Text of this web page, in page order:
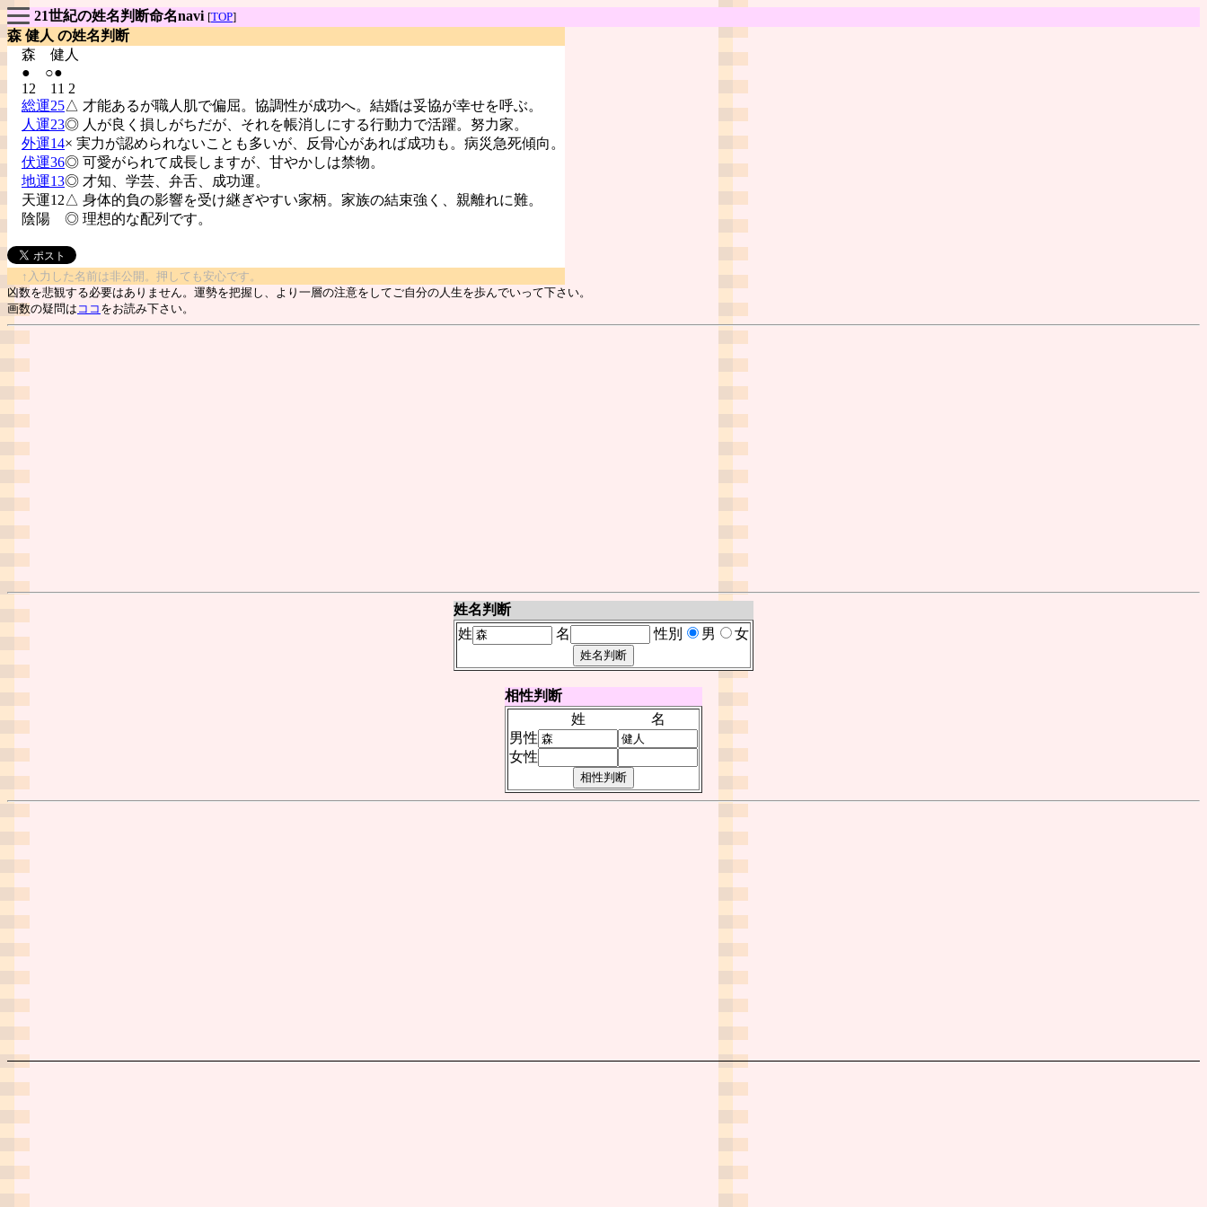
21世紀の姓名判断命名navi [TOP]
森 健人 の姓名判断
森 健人
● ○●
12 11 2
総運25△ 才能あるが職人肌で偏屈。協調性が成功へ。結婚は妥協が幸せを呼ぶ。
人運23◎ 人が良く損しがちだが、それを帳消しにする行動力で活躍。努力家。
外運14× 実力が認められないことも多いが、反骨心があれば成功も。病災急死傾向。
伏運36◎ 可愛がられて成長しますが、甘やかしは禁物。
地運13◎ 才知、学芸、弁舌、成功運。
天運12△ 身体的負の影響を受け継ぎやすい家柄。家族の結束強く、親離れに難。
陰陽 ◎ 理想的な配列です。
↑入力した名前は非公開。押しても安心です。
凶数を悲観する必要はありません。運勢を把握し、より一層の注意をしてご自分の人生を歩んでいって下さい。
画数の疑問は ココ をお読み下さい。
姓名判断
姓
名 性別 男 女
相性判断
姓
名
男性
女性